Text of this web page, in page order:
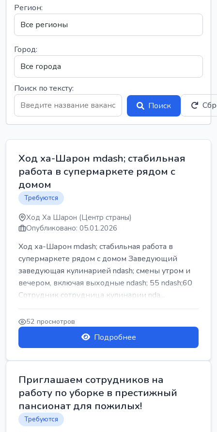
Регион:
Город:
Поиск по тексту:
Поиск
Ход ха-Шарон mdash; стабильная
работа в супермаркете рядом с
домом
Требуются
Ход Ха Шарон (Центр страны)
Опубликовано: 05.01.2026
Ход ха-Шарон mdash; стабильная работа в
супермаркете рядом с домом Заведующий
заведующая кулинарией ndash; смены утром и
вечером, включая выходные ndash; 55 ndash;60
Сотрудник сотрудница кулинарии nda...
52 просмотров
Подробнее
Приглашаем сотрудников на
работу по уборке в престижный
пансионат для пожилых!
Требуются